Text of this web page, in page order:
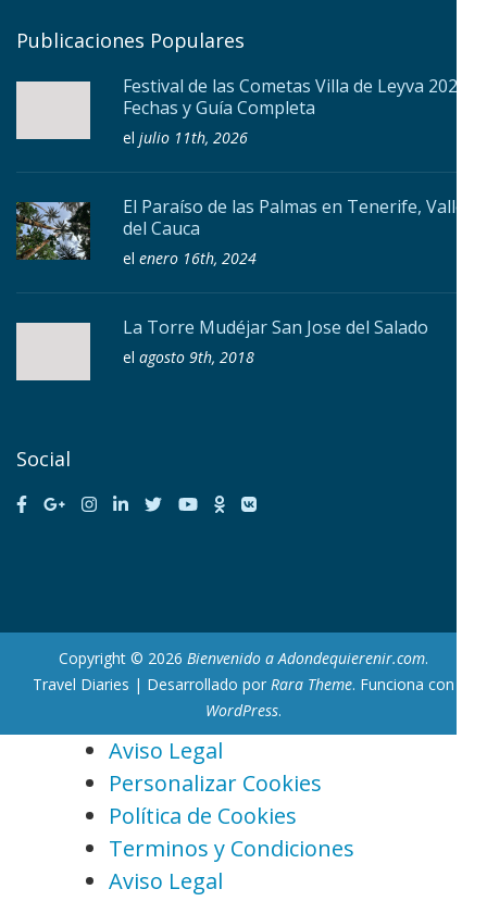
Publicaciones Populares
Festival de las Cometas Villa de Leyva 2026:
Fechas y Guía Completa
el julio 11th, 2026
El Paraíso de las Palmas en Tenerife, Valle
del Cauca
el enero 16th, 2024
La Torre Mudéjar San Jose del Salado
el agosto 9th, 2018
Social
Copyright © 2026 Bienvenido a Adondequierenir.com.
Travel Diaries | Desarrollado por Rara Theme. Funciona con
WordPress.
Aviso Legal
Personalizar Cookies
Política de Cookies
Terminos y Condiciones
Aviso Legal